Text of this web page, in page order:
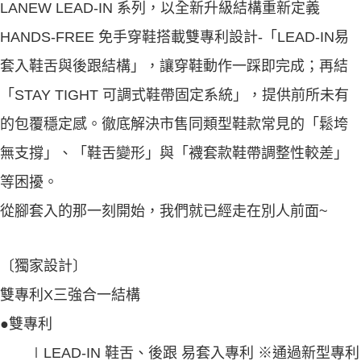
LANEW LEAD-IN 系列，以全新升級結構重新定義
HANDS-FREE 免手穿鞋搭載雙專利設計-「LEAD-IN易
套入鞋舌與後跟結構」，讓穿鞋動作一踩即完成；再結
「STAY TIGHT 可調式鞋帶固定系統」，提供前所未有
的包覆穩定感。徹底解決市售同類型鞋款常見的「鬆垮
無支撐」、「鞋舌變形」與「襪套款鞋帶調整性較差」
等困擾。
從腳套入的那一刻開始，我們就已經走在別人前面~
〔獨家設計〕
雙專利X三強合一結構
●雙專利
∣LEAD-IN 鞋舌、後跟 易套入專利 ※通過新型專利